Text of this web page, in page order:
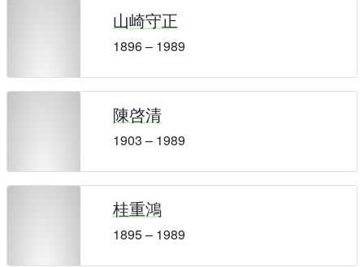
山崎守正
1896 – 1989
陳啓清
1903 – 1989
桂重鴻
1895 – 1989